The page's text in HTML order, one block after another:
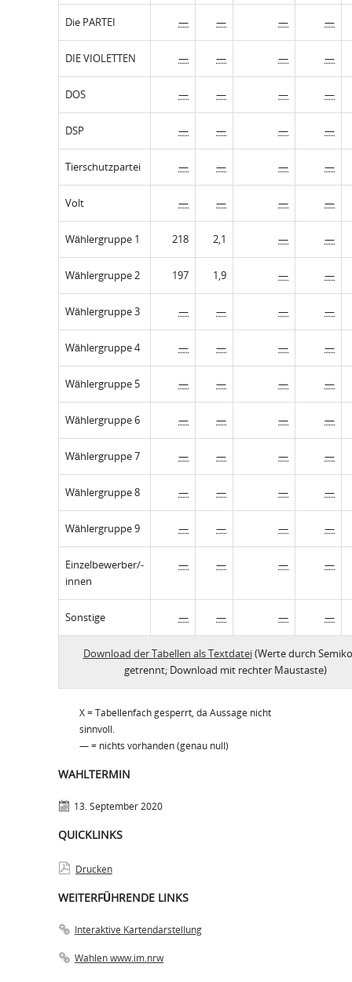
Die PARTEI — — — —
DIE VIOLETTEN — — — —
DOS — — — —
DSP — — — —
Tierschutzpartei — — — —
Volt — — — —
Wählergruppe 1 218 2,1 — —
Wählergruppe 2 197 1,9 — —
Wählergruppe 3 — — — —
Wählergruppe 4 — — — —
Wählergruppe 5 — — — —
Wählergruppe 6 — — — —
Wählergruppe 7 — — — —
Wählergruppe 8 — — — —
Wählergruppe 9 — — — —
Einzelbewerber/-
innen
— — — —
Sonstige — — — —
Download der Tabellen als Textdatei(Werte durch
getrennt; Download mit rechter Maustaste)
X = Tabellenfach gesperrt, da Aussage nicht
sinnvoll.
— = nichts vorhanden (genau null)
WAHLTERMIN
13. September 2020
QUICKLINKS
Drucken
WEITERFÜHRENDE LINKS
Interaktive Kartendarstellung
Wahlen www.im.nrw